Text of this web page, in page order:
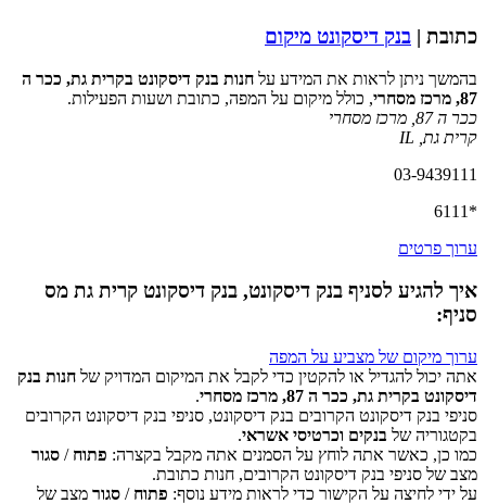
כתובת | בנק דיסקונט מיקום
בהמשך ניתן לראות את המידע על חנות בנק דיסקונט בקרית גת, ככר ה
87, מרכז מסחרי
, כולל מיקום על המפה, כתובת ושעות הפעילות.
ככר ה 87, מרכז מסחרי
קרית גת IL
03-9439111
*6111
ערוך פרטים
איך להגיע לסניף בנק דיסקונט, בנק דיסקונט קרית גת מס
סניף:
‏דף זה לא יכול לטעון את מפות Google כראוי.
האם האתר הזה בבעלותך? אישור
ערוך מיקום של מצביע על המפה
אתה יכול להגדיל או להקטין כדי לקבל את המיקום המדויק של חנות בנק
דיסקונט בקרית גת, ככר ה 87, מרכז מסחרי
.
סניפי בנק דיסקונט הקרובים בנק דיסקונט, סניפי בנק דיסקונט הקרובים
בקטגוריה של בנקים וכרטיסי אשראי.
כמו כן, כאשר אתה לוחץ על הסמנים אתה מקבל בקצרה: פתוח / סגור
מצב של סניפי בנק דיסקונט הקרובים, חנות כתובת.
על ידי לחיצה על הקישור כדי לראות מידע נוסף: פתוח / סגור מצב של